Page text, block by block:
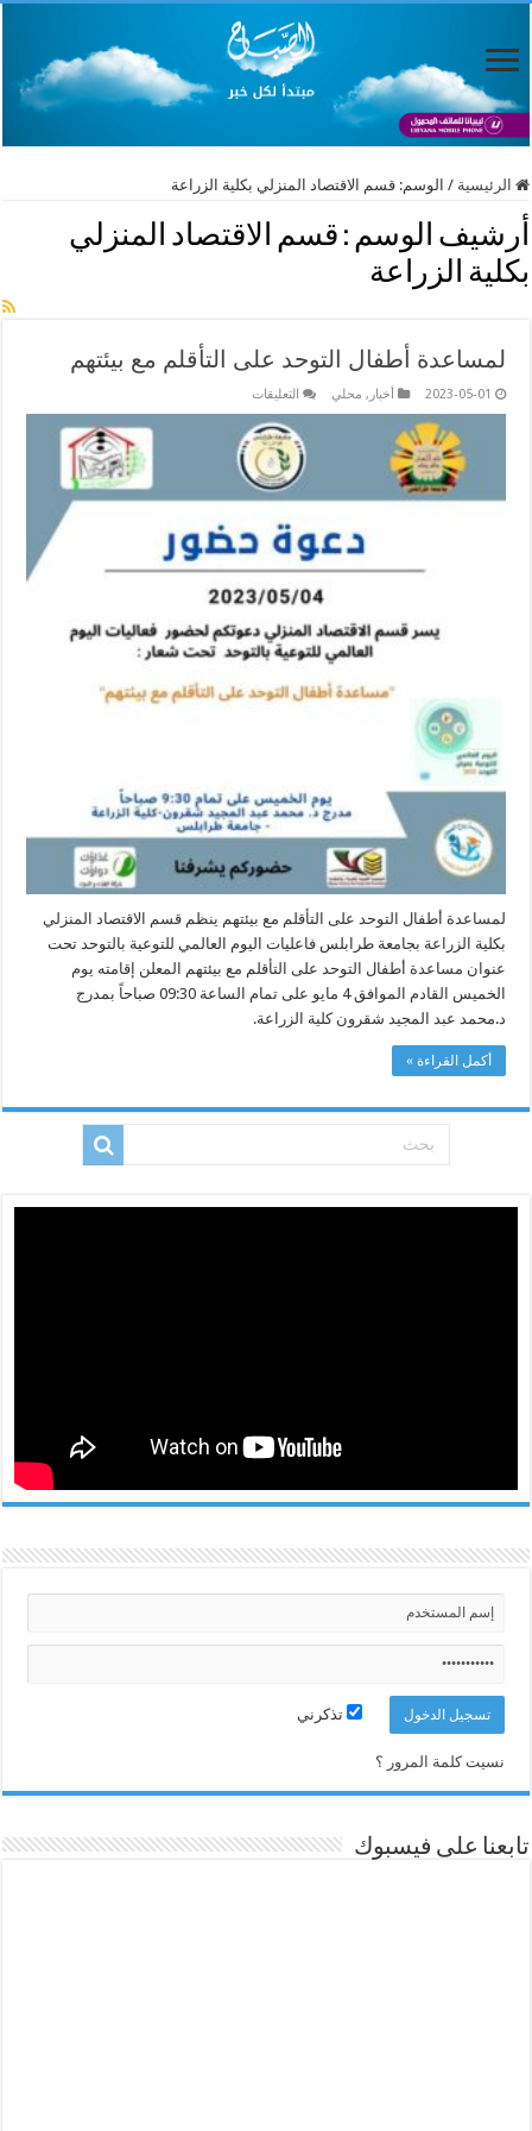
الرئيسية / الوسم:قسم الاقتصاد المنزلي بكلية الزراعة
أرشيف الوسم : قسم الاقتصاد المنزلي
بكلية الزراعة
لمساعدة أطفال التوحد على التأقلم مع بيئتهم
2023-05-01 أخبار , محلي التعليقات
التوحد
على
التأقلم
مع
بيئتهم
لمساعدة أطفال التوحد على التأقلم مع بيئتهم ينظم قسم الاقتصاد المنزلي
بكلية الزراعة بجامعة طرابلس فاعليات اليوم العالمي للتوعية بالتوحد تحت
عنوان مساعدة أطفال التوحد على التأقلم مع بيئتهم المعلن إقامته يوم
الخميس القادم الموافق 4 مايو على تمام الساعة 09:30 صباحاً بمدرج
د.محمد عبد المجيد شقرون كلية الزراعة.
أكمل القراءة »
تذكرني
نسيت كلمة المرور ؟
تابعنا على فيسبوك